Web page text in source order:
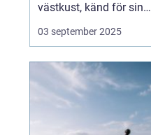
västkust, känd för sin
historiska betydelse och
pittoreska omgivning.
dess natursköna
skönhet, kulturella
03 september 2025